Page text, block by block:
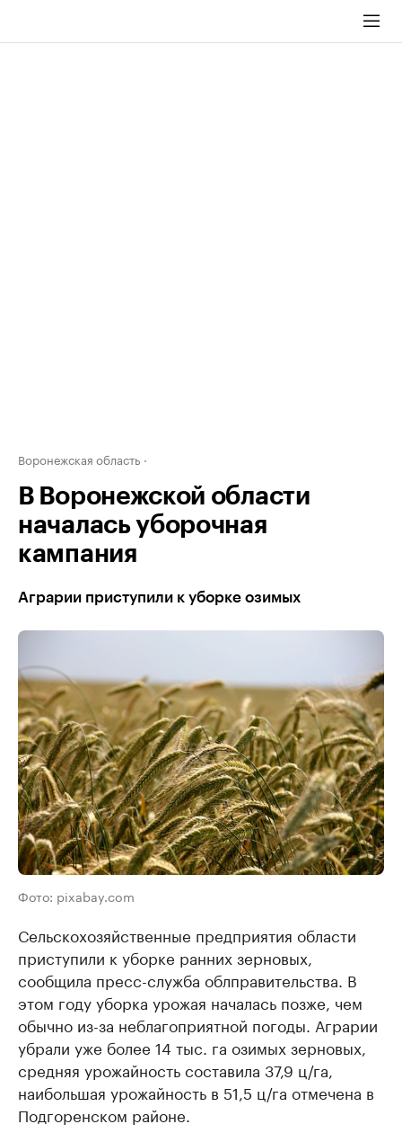
Воронежская область
В Воронежской области
началась уборочная
кампания
Аграрии приступили к уборке озимых
Фото: pixabay.com
Сельскохозяйственные предприятия области
приступили к уборке ранних зерновых,
сообщила пресс-служба облправительства. В
этом году уборка урожая началась позже, чем
обычно из-за неблагоприятной погоды. Аграрии
убрали уже более 14 тыс. га озимых зерновых,
средняя урожайность составила 37,9 ц/га,
наибольшая урожайность в 51,5 ц/га отмечена в
Подгоренском районе.